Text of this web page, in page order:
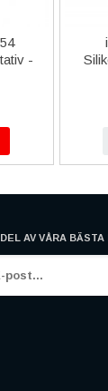
-
AV VÅRA